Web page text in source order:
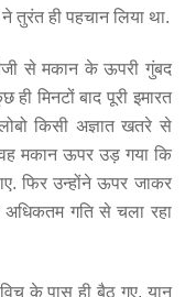
तुरंत ही पहचान लिया था.
से मकान के ऊपरी गुंबद
मिनटों बाद पूरी इमारत
किसी अज्ञात खतरे से
मकान ऊपर उड़ गया कि
फिर उन्होंने ऊपर जाकर
अधिकतम गति से चला रहा
के पास ही बैठ गए. यान